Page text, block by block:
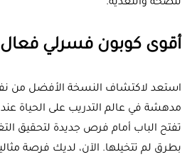
للصحة والتغذية.
أقوى كوبون فسرلي
استعد لاكتشاف النسخة الأفضل من
مدهشة في عالم التدريب على الحياة عند
تفتح الباب أمام فرص جديدة لتحقيق
بطرق لم تتخيلها. الآن، لديك فرصة